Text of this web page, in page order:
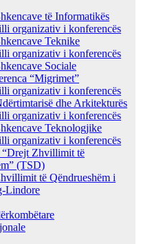
të Informatikës
organizativ i konferencës
Teknike
organizativ i konferencës
Sociale
“Migrimet”
organizativ i konferencës
dhe Arkitekturës
organizativ i konferencës
Teknologjike
organizativ i konferencës
“Drejt Zhvillimit të
(TSD)
të Qëndrueshëm i
Lindore